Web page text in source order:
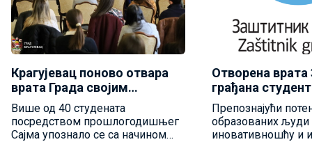
Крагујевац поново отвара
врата Града својим
студентимa
Више од 40 студената
посредством прошлогодишњег
Сајма упознало се са начином
Отворена
грађана
обављање
Препознајући
образованих људи
иновативношћу и